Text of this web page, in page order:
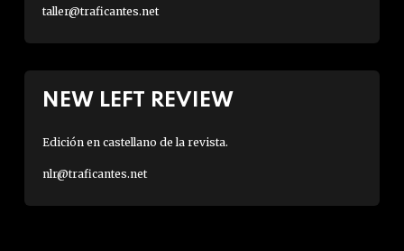
taller@traficantes.net
NEW LEFT REVIEW
Edición en castellano de la revista.
nlr@traficantes.net